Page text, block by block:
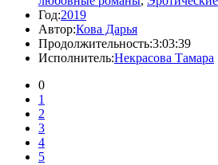
Год:2019
Автор:Кова Дарья
Продолжительность:3:03:39
Исполнитель:Некрасова Тамара
0
1
2
3
4
5